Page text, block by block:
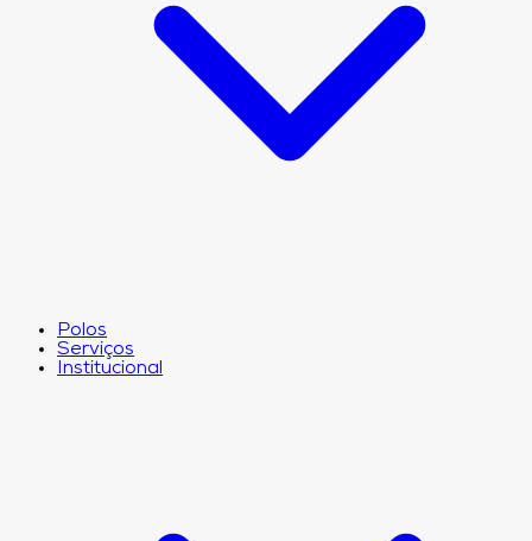
Polos
Serviços
Institucional